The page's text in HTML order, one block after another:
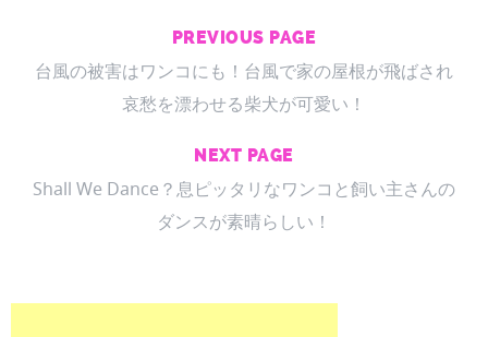
PREVIOUS PAGE
台風の被害はワンコにも！台風で家の屋根が飛ばされ
哀愁を漂わせる柴犬が可愛い！
NEXT PAGE
Shall We Dance？息ピッタリなワンコと飼い主さんの
ダンスが素晴らしい！